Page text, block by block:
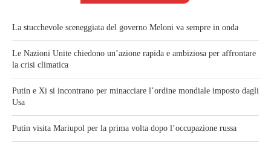
La stucchevole sceneggiata del governo Meloni va sempre in onda
Le Nazioni Unite chiedono un’azione rapida e ambiziosa per affrontare
la crisi climatica
Putin e Xi si incontrano per minacciare l’ordine mondiale imposto dagli
Usa
Putin visita Mariupol per la prima volta dopo l’occupazione russa